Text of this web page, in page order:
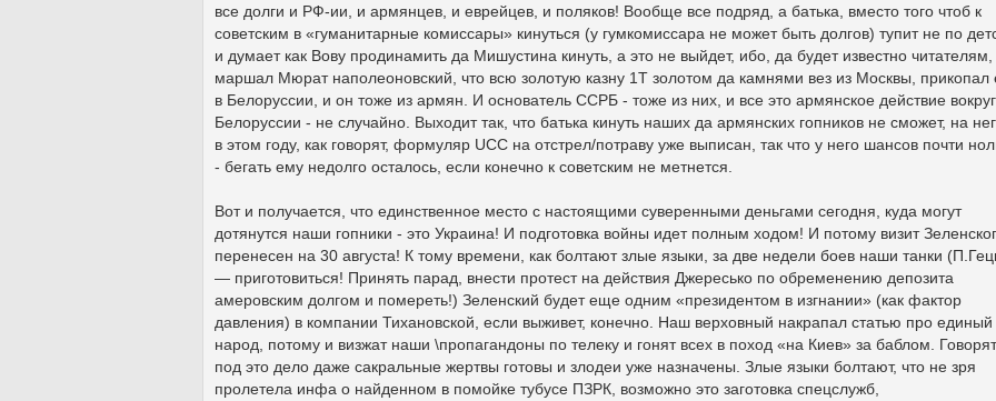
все долги и РФ-ии, и армянцев, и еврейцев, и поляков! Вообще все подряд, а батька, вместо того чтоб к
советским в «гуманитарные комиссары» кинуться (у гумкомиссара не может быть долгов) тупит не по
и думает как Вову продинамить да Мишустина кинуть, а это не выйдет, ибо, да будет известно читателям,
маршал Мюрат наполеоновский, что всю золотую казну 1Т золотом да камнями вез из Москвы, прикопал
в Белоруссии, и он тоже из армян. И основатель ССРБ - тоже из них, и все это армянское действие вокруг
Белоруссии - не случайно. Выходит так, что батька кинуть наших да армянских гопников не сможет, на
в этом году, как говорят, формуляр UCC на отстрел/потраву уже выписан, так что у него шансов почти
- бегать ему недолго осталось, если конечно к советским не метнется.
Вот и получается, что единственное место с настоящими суверенными деньгами сегодня, куда могут
дотянутся наши гопники - это Украина! И подготовка войны идет полным ходом! И потому визит
перенесен на 30 августа! К тому времени, как болтают злые языки, за две недели боев наши танки
— приготовиться! Принять парад, внести протест на действия Джересько по обременению депозита
амеровским долгом и помереть!) Зеленский будет еще одним «президентом в изгнании» (как фактор
давления) в компании Тихановской, если выживет, конечно. Наш верховный накрапал статью про единый
народ, потому и визжат наши \пропагандоны по телеку и гонят всех в поход «на Киев» за баблом.
под это дело даже сакральные жертвы готовы и злодеи уже назначены. Злые языки болтают, что не зря
пролетела инфа о найденном в помойке тубусе ПЗРК, возможно это заготовка спецслужб,